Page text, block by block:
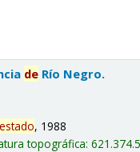
de Río Negro.
estado, 1988
topográfica: